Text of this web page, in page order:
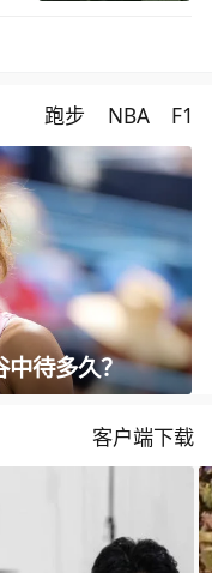
跑步 NBA F1
中待多久？
客户端下载